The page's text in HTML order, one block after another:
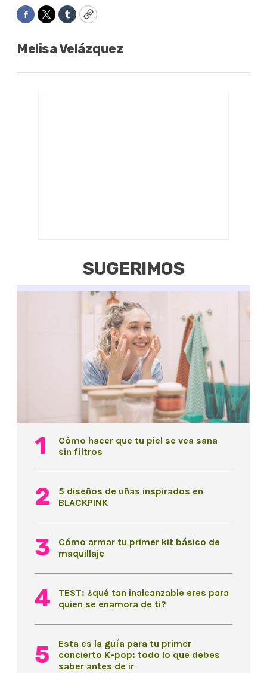
Facebook
TwitterTumblrCopy
Melisa Velázquez
SUGERIMOS
Cómo hacer que tu piel se vea sana
sin filtros
5 diseños de uñas inspirados en
BLACKPINK
Cómo armar tu primer kit básico de
maquillaje
TEST: ¿qué tan inalcanzable eres para
quien se enamora de ti?
Esta es la guía para tu primer
concierto K-pop: todo lo que debes
saber antes de ir